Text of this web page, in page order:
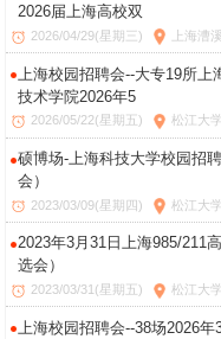
2026届上海高校双
2026/04/29(星期三) 上海漕
上海校园招聘会--大专19所
技术学院2026年5
2026/05/22(星期五) 松江大
硕博场-上海科技大学校园招
会）
2023/03/09(星期四) 松江大
2023年3月31日上海985/211
选会）
2023/03/31(星期五) 松江大
上海校园招聘会--38场2026